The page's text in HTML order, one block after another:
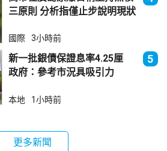
三原則 分析指僅止步說明現狀
國際 3小時前
新一批銀債保證息率4.25厘
政府：參考市況具吸引力
5
本地 1小時前
更多新聞